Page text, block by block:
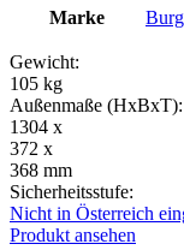
Marke
Gewicht:
105 kg
Außenmaße (HxBxT):
1304 x
372 x
368 mm
Sicherheitsstufe:
Nicht in Österreich
Produkt ansehen